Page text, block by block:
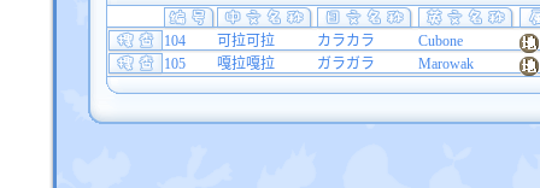
104 可拉可拉 カラカラ
Cubone
105
嘎拉嘎拉 ガラガラ Marowak